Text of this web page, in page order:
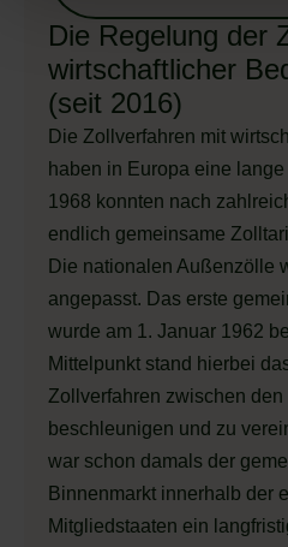
Die Regelung der
wirtschaftlicher
(seit 2016)
Die Zollverfahren mit
haben in Europa eine
1968 konnten nach
endlich gemeinsame
Die nationalen Außenzölle
angepasst. Das erste
wurde am 1. Januar 1962
Mittelpunkt stand hierbei
Zollverfahren zwischen
beschleunigen und zu
war schon damals der
Binnenmarkt innerhalb der
Mitgliedstaaten ein